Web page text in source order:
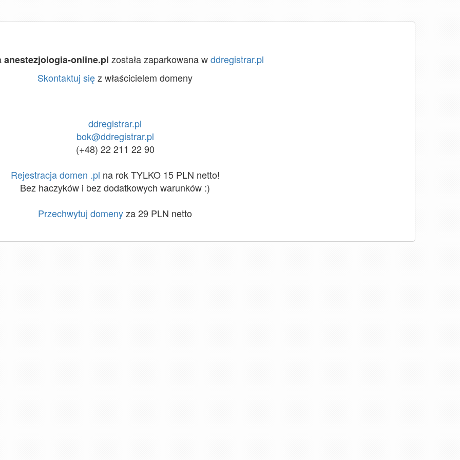
anestezjologia-online.pl została zaparkowana wddregistrar.pl
Skontaktuj sięz właścicielem domeny
ddregistrar.pl
bok@ddregistrar.pl
(+48) 22 211 22 90
Rejestracja domen .pl na rok TYLKO 15 PLN netto!
Bez haczyków i bez dodatkowych warunków :)
Przechwytuj domenyza 29 PLN netto